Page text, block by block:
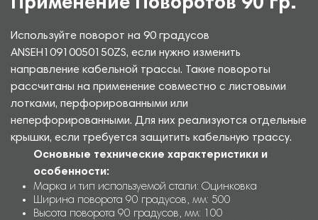
Применение Поворотов 90 гр.
Используйте поворот на 90 градусов
ANSEH10910050150ZS, если нужно изменить
направление кабельной трассы. Такие повороты
рассчитаны на применение совместно с листовыми
лотками, перфорированными или
неперфорированными. Для них реализуются отдельные
крышки, если требуется защитить кабельную трассу.
Основные технические характеристики и
особенности:
Марка и тип используемой стали: Оцинковка
Ширина поворота 90 градусов, мм: 500
Высота поворота 90 градусов, мм: 100